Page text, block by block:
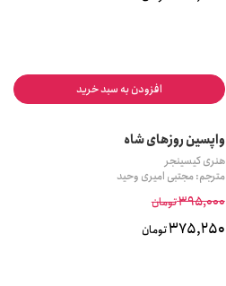
افزودن به سبد خرید
واپسین روزهای شاه
هنری کیسینجر
مترجم: مجتبی امیری وحید
395,000تومان
375,250تومان